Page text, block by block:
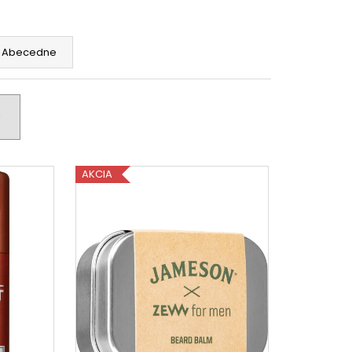
Abecedne
AKCIA
7% SÉRUM